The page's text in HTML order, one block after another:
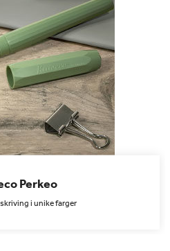
Perkeo
i unike farger